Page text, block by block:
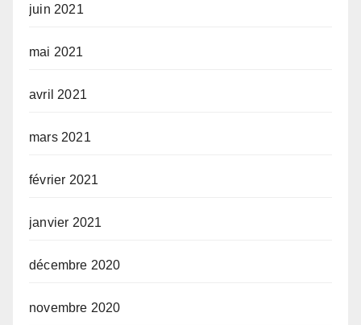
juin 2021
mai 2021
avril 2021
mars 2021
février 2021
janvier 2021
décembre 2020
novembre 2020